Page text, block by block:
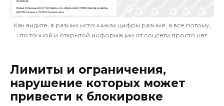
Как видите, в разных источниках цифры разные, а все потому,
что точной и открытой информации от соцсети просто нет
Лимиты и ограничения,
нарушение которых может
привести к блокировке